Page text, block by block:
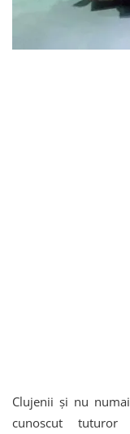
Clujenii și nu
cunoscut